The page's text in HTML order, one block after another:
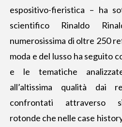
espositivo-fieristica – ha
scientifico Rinaldo
numerosissima di oltre 250
moda e del lusso ha seguito
e le tematiche
all’altissima qualità dai
confrontati attraverso
rotonde che nelle case